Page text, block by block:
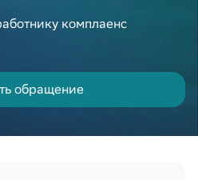
комплаенс
обращение